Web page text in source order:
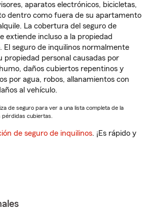
aparatos electrónicos, bicicletas,
dentro como fuera de su apartamento
La cobertura del seguro de
extiende incluso a la propiedad
El seguro de inquilinos normalmente
propiedad personal causadas por
daños cubiertos repentinos y
por agua, robos, allanamientos con
al vehículo.
de seguro para ver a una lista completa de la
cubiertas.
de seguro de inquilinos. ¡Es rápido y